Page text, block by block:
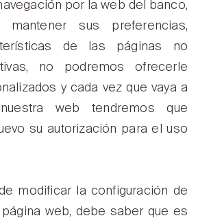
por la web del banco,
sus preferencias,
de las páginas no
no podremos ofrecerle
y cada vez que vaya a
web tendremos que
su autorización para el uso
modificar la configuración de
web, debe saber que es